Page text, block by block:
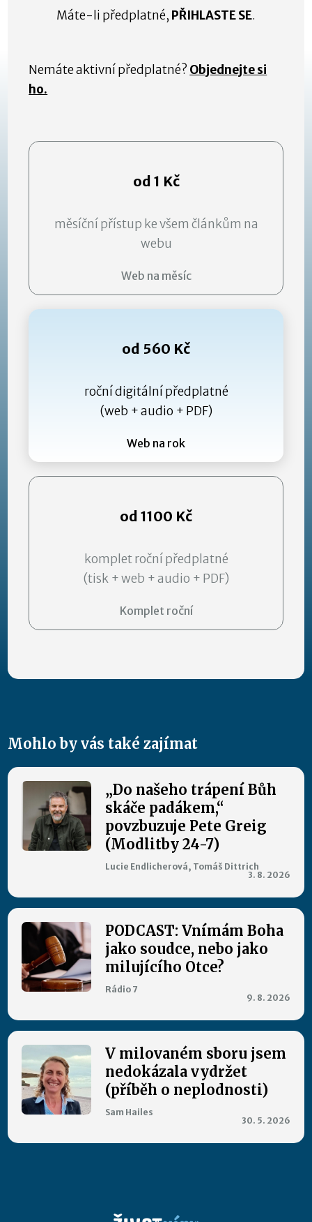
Máte-li předplatné, PŘIHLASTE SE.
Nemáte aktivní předplatné? Objednejte si
ho.
od 1 Kč
měsíční přístup ke všem článkům na
webu
Web na měsíc
od 560 Kč
roční digitální předplatné
(web + audio + PDF)
Web na rok
od 1100 Kč
komplet roční předplatné
(tisk + web + audio + PDF)
Komplet roční
Mohlo by vás také zajímat
„Do našeho trápení Bůh
skáče padákem,“
povzbuzuje Pete Greig
(Modlitby 24-7)
Lucie Endlicherová, Tomáš Dittrich
3. 8. 2026
PODCAST: Vnímám Boha
jako soudce, nebo jako
milujícího Otce?
Rádio 7
9. 8. 2026
V milovaném sboru jsem
nedokázala vydržet
(příběh o neplodnosti)
Sam Hailes
30. 5. 2026